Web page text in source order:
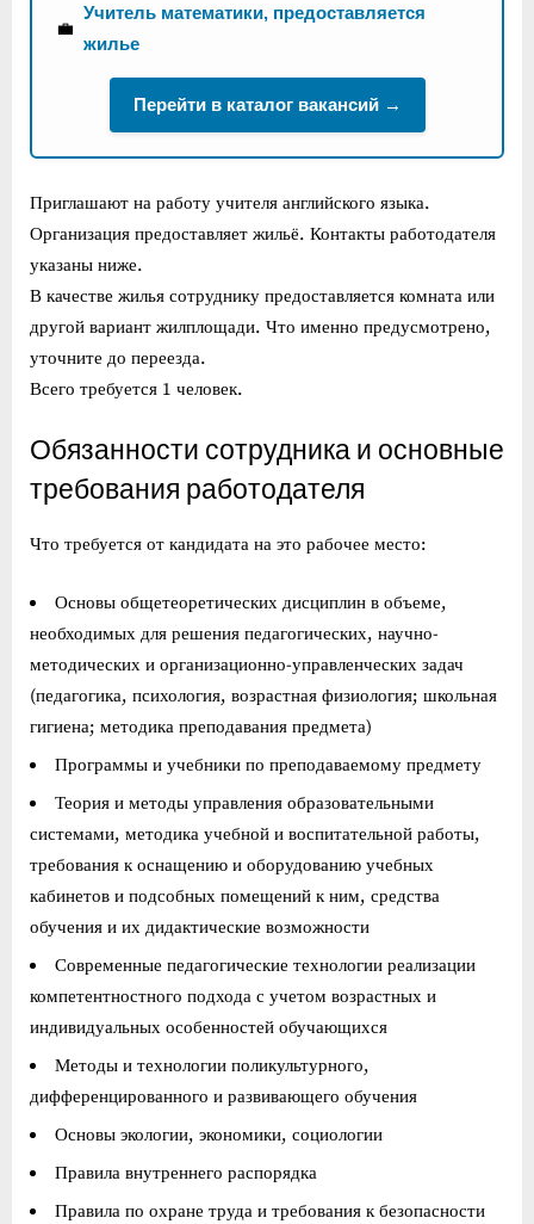
💼
Учитель математики, предоставляется
жилье
Перейти в каталог вакансий →
Приглашают на работу учителя английского языка.
Организация предоставляет жильё. Контакты работодателя
указаны ниже.
В качестве жилья сотруднику предоставляется комната или
другой вариант жилплощади. Что именно предусмотрено,
уточните до переезда.
Всего требуется 1 человек.
Обязанности сотрудника и основные
требования работодателя
Что требуется от кандидата на это рабочее место:
Основы общетеоретических дисциплин в объеме,
необходимых для решения педагогических, научно-
методических и организационно-управленческих задач
(педагогика, психология, возрастная физиология; школьная
гигиена; методика преподавания предмета)
Программы и учебники по преподаваемому предмету
Теория и методы управления образовательными
системами, методика учебной и воспитательной работы,
требования к оснащению и оборудованию учебных
кабинетов и подсобных помещений к ним, средства
обучения и их дидактические возможности
Современные педагогические технологии реализации
компетентностного подхода с учетом возрастных и
индивидуальных особенностей обучающихся
Методы и технологии поликультурного,
дифференцированного и развивающего обучения
Основы экологии, экономики, социологии
Правила внутреннего распорядка
Правила по охране труда и требования к безопасности